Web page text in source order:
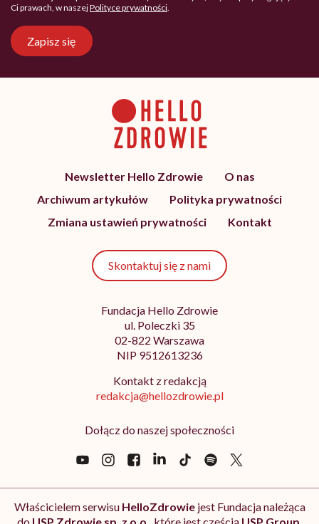
Ci prawach, w naszejPolityce prywatności.
Zapisz się
Newsletter Hello Zdrowie
O nas
Archiwum artykułów
Polityka prywatności
Zmiana ustawień prywatności
Kontakt
Skontaktuj się z nami
Fundacja Hello Zdrowie
ul. Poleczki 35
02-822 Warszawa
NIP 9512613236
Kontakt z redakcją
redakcja@hellozdrowie.pl
Dołącz do naszej społeczności
Właścicielem serwisu HelloZdrowiejest Fundacja należąca